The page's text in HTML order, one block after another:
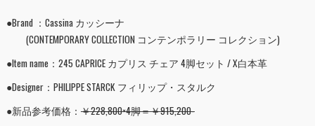
●Brand ：Cassina カッシーナ
(CONTEMPORARY COLLECTION コンテンポラリー コレクション)
●Item name：245 CAPRICE カプリス チェア 4脚セット / X白本革
●Designer：PHILIPPE STARCK フィリップ・スタルク
●新品参考価格： ￥228,800×4脚＝￥915,200-